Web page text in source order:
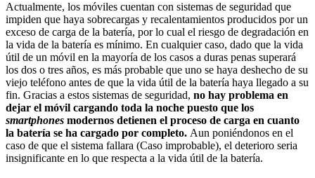
Actualmente, los móviles cuentan con sistemas de seguridad que
impiden que haya sobrecargas y recalentamientos producidos por un
exceso de carga de la batería, por lo cual el riesgo de degradación en
la vida de la batería es mínimo. En cualquier caso, dado que la vida
útil de un móvil en la mayoría de los casos a duras penas superará
los dos o tres años, es más probable que uno se haya deshecho de su
viejo teléfono antes de que la vida útil de la batería haya llegado a su
fin. Gracias a estos sistemas de seguridad, no hay problema en
dejar el móvil cargando toda la noche puesto que los
smartphones modernos detienen el proceso de carga en cuanto
la batería se ha cargado por completo. Aun poniéndonos en el
caso de que el sistema fallara (Caso improbable), el deterioro seria
insignificante en lo que respecta a la vida útil de la batería.